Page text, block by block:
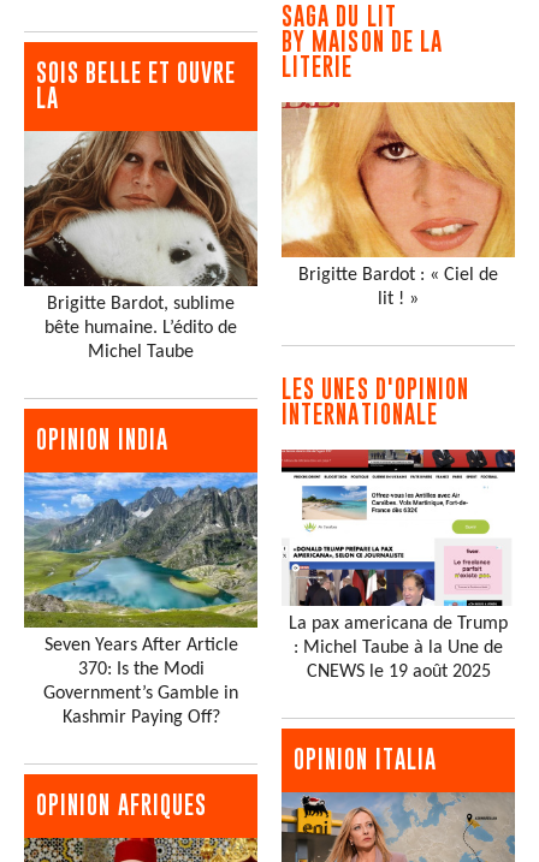
SOIS BELLE ET OUVRE
LA
Brigitte Bardot, sublime
bête humaine. L’édito de
Michel Taube
OPINION INDIA
Seven Years After Article
370: Is the Modi
Government’s Gamble in
Kashmir Paying Off?
OPINION AFRIQUES
SAGA DU LIT
BY MAISON DE LA
LITERIE
Brigitte Bardot : « Ciel de
lit ! »
LES UNES D'OPINION
INTERNATIONALE
La pax americana de Trump
: Michel Taube à la Une de
CNEWS le 19 août 2025
OPINION ITALIA